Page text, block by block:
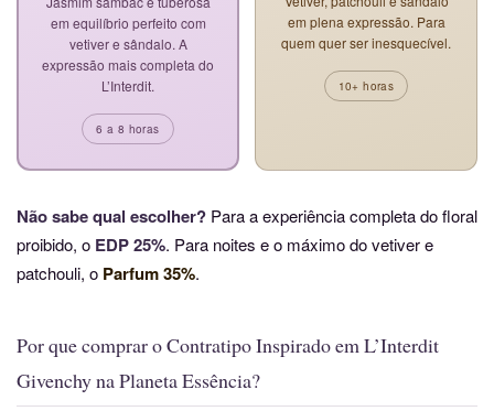
em equilíbrio perfeito com
vetiver e sândalo. A
expressão mais completa do
L’Interdit.
6 a 8 horas
em plena expressão. Para
quem quer ser inesquecível.
10+ horas
Não sabe qual escolher? Para a experiência completa do floral
proibido, o EDP 25%. Para noites e o máximo do vetiver e
patchouli, o Parfum 35%.
Por que comprar o Contratipo Inspirado em L’Interdit
Givenchy na Planeta Essência?